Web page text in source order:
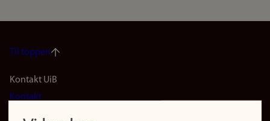
Til toppen
Footer
Kontakt UiB
Kontakt